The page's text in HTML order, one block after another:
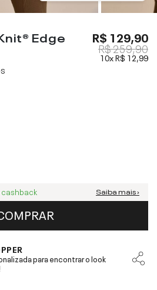
Edge R$ 129,90
R$ 259,90
10xR$ 12,99
cashback Saiba mais ›
para encontrar o look